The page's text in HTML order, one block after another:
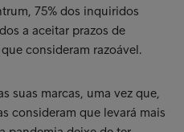
75% dos inquiridos
a aceitar prazos de
consideram razoável.
suas marcas, uma vez que,
consideram que levará mais